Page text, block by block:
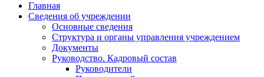
Главная
Сведения об учреждении
Основные сведения
Структура и органы управления учреждением
Документы
Руководство. Кадровый состав
Руководители